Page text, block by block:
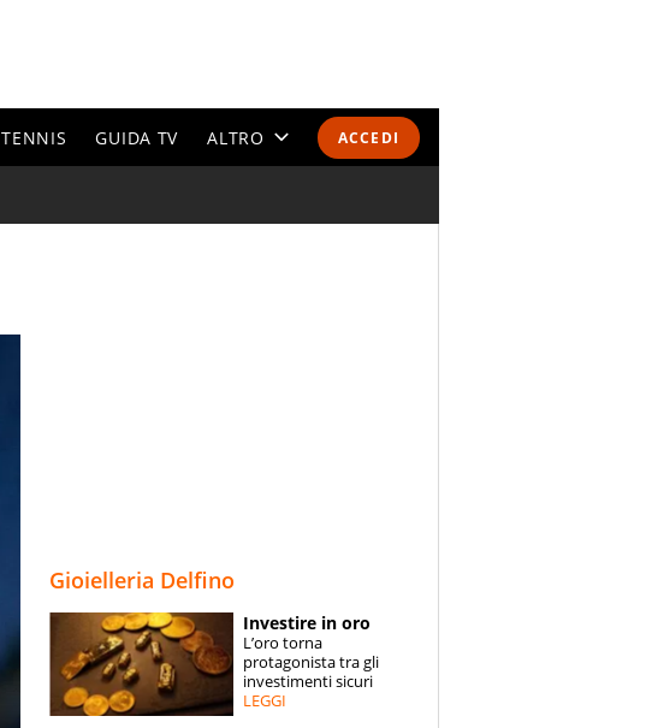
ACCEDI
TENNIS GUIDA TV ALTRO
ESPERTI
CONTATTI
Gioielleria Delfino
Investire in oro
L’oro torna
protagonista tra gli
investimenti sicuri
LEGGI